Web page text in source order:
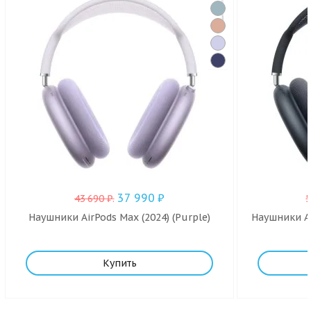
43 690₽. 37 990₽
Наушники AirPods Max (2024) (Purple)
Купить
Наушники